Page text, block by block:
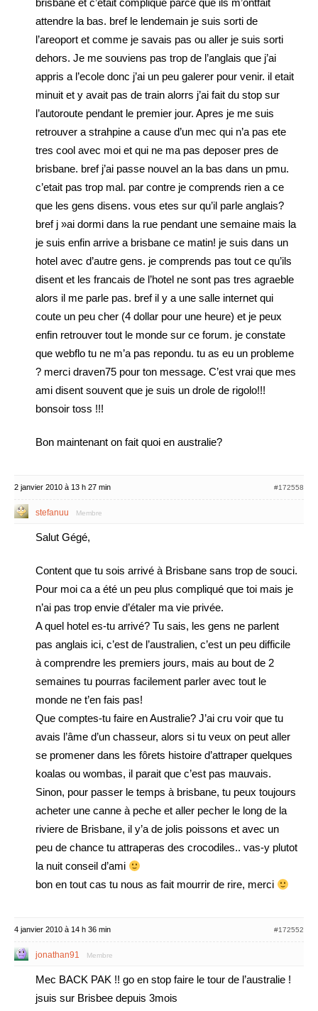
brisbane et c’etait complique parce que ils m’ontfait
attendre la bas. bref le lendemain je suis sorti de
l’areoport et comme je savais pas ou aller je suis sorti
dehors. Je me souviens pas trop de l’anglais que j’ai
appris a l’ecole donc j’ai un peu galerer pour venir. il etait
minuit et y avait pas de train alorrs j’ai fait du stop sur
l’autoroute pendant le premier jour. Apres je me suis
retrouver a strahpine a cause d’un mec qui n’a pas ete
tres cool avec moi et qui ne ma pas deposer pres de
brisbane. bref j’ai passe nouvel an la bas dans un pmu.
c’etait pas trop mal. par contre je comprends rien a ce
que les gens disens. vous etes sur qu’il parle anglais?
bref j »ai dormi dans la rue pendant une semaine mais la
je suis enfin arrive a brisbane ce matin! je suis dans un
hotel avec d’autre gens. je comprends pas tout ce qu’ils
disent et les francais de l’hotel ne sont pas tres agraeble
alors il me parle pas. bref il y a une salle internet qui
coute un peu cher (4 dollar pour une heure) et je peux
enfin retrouver tout le monde sur ce forum. je constate
que webflo tu ne m’a pas repondu. tu as eu un probleme
? merci draven75 pour ton message. C’est vrai que mes
ami disent souvent que je suis un drole de rigolo!!!
bonsoir toss !!!
Bon maintenant on fait quoi en australie?
2 janvier 2010 à 13 h 27 min #172558
stefanuu Membre
Salut Gégé,
Content que tu sois arrivé à Brisbane sans trop de souci.
Pour moi ca a été un peu plus compliqué que toi mais je
n’ai pas trop envie d’étaler ma vie privée.
A quel hotel es-tu arrivé? Tu sais, les gens ne parlent
pas anglais ici, c’est de l’australien, c’est un peu difficile
à comprendre les premiers jours, mais au bout de 2
semaines tu pourras facilement parler avec tout le
monde ne t’en fais pas!
Que comptes-tu faire en Australie? J’ai cru voir que tu
avais l’âme d’un chasseur, alors si tu veux on peut aller
se promener dans les fôrets histoire d’attraper quelques
koalas ou wombas, il parait que c’est pas mauvais.
Sinon, pour passer le temps à brisbane, tu peux toujours
acheter une canne à peche et aller pecher le long de la
riviere de Brisbane, il y’a de jolis poissons et avec un
peu de chance tu attraperas des crocodiles.. vas-y plutot
la nuit conseil d’ami
bon en tout cas tu nous as fait mourrir de rire, merci
4 janvier 2010 à 14 h 36 min #172552
jonathan91 Membre
Mec BACK PAK !! go en stop faire le tour de l’australie !
jsuis sur Brisbee depuis 3mois